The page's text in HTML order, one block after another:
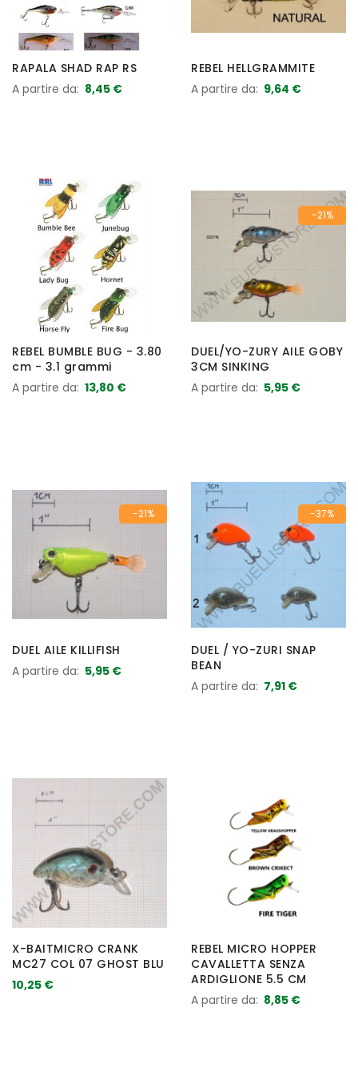
RAPALA SHAD RAP RS
A partire da 8,45 €
REBEL HELLGRAMMITE
A partire da 9,64 €
REBEL BUMBLE BUG - 3.80
cm - 3.1 grammi
A partire da 13,80 €
-21%
DUEL/YO-ZURY AILE GOBY
3CM SINKING
A partire da 5,95 €
-21%
DUEL AILE KILLIFISH
A partire da 5,95 €
-37%
DUEL / YO-ZURI SNAP
BEAN
A partire da 7,91 €
X-BAITMICRO CRANK
MC27 COL 07 GHOST BLU
10,25 €
REBEL MICRO HOPPER
CAVALLETTA SENZA
ARDIGLIONE 5.5 CM
A partire da 8,85 €